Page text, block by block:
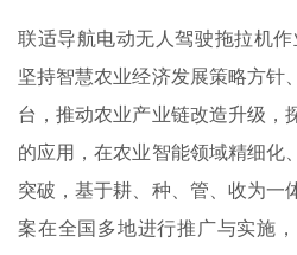
联适导航电动无人驾驶拖拉机
坚持智慧农业经济发展策略方针
台，推动农业产业链改造升级，
的应用，在农业智能领域精细化
突破，基于耕、种、管、收为一
案在全国多地进行推广与实施